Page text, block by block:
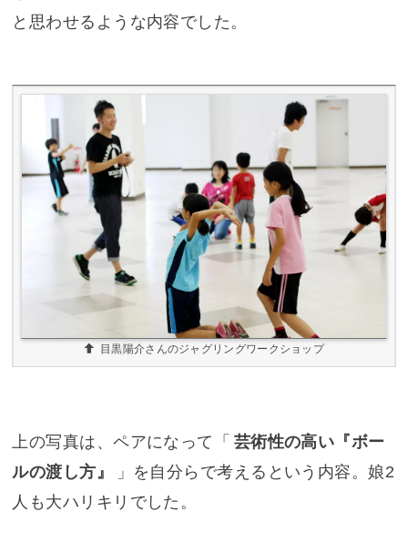
と思わせるような内容でした。
目黒陽介さんのジャグリングワークショップ
上の写真は、ペアになって「 芸術性の高い『ボー
ルの渡し方』
」を自分らで考えるという内容。娘2
人も大ハリキリでした。